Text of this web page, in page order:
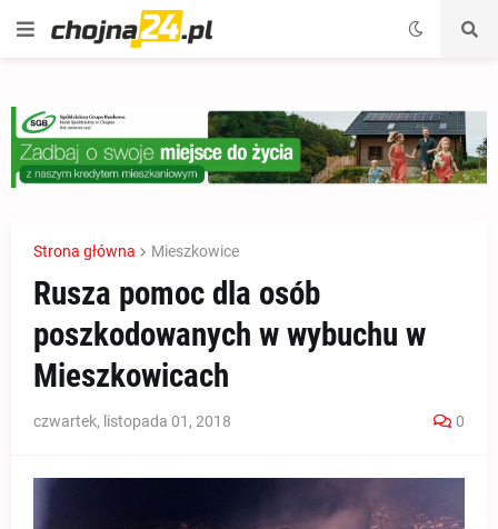
Strona główna Mieszkowice
Rusza pomoc dla osób
poszkodowanych w wybuchu w
Mieszkowicach
czwartek, listopada 01, 2018 0